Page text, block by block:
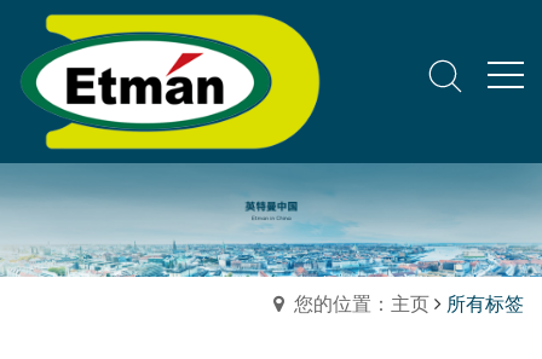
您的位置：主页 所有标签